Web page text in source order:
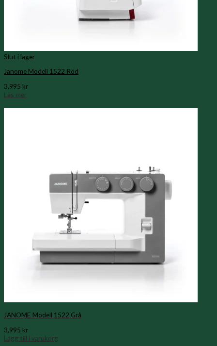
Slut i lager
Janome Modell 1522 Röd
3,995 kr
Läs mer
JANOME Modell 1522 Grå
3,995 kr
Lägg till i varukorg